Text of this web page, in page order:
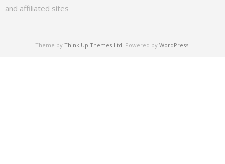
and affiliated sites
Theme by Think Up Themes Ltd. Powered by WordPress.